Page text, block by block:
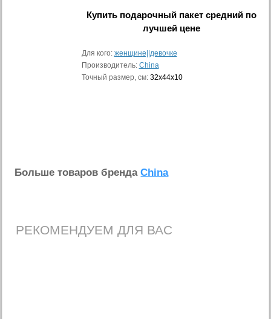
Купить подарочный пакет средний по
лучшей цене
Для кого: женщине||девочке
Производитель: China
Точный размер, см: 32х44х10
Больше товаров брендаChina
РЕКОМЕНДУЕМ ДЛЯ ВАС